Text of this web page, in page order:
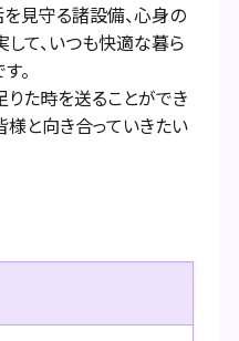
見守る諸設備、心身の
て、いつも快適な暮ら
。
りた時を送ることができ
様と向き合っていきたい